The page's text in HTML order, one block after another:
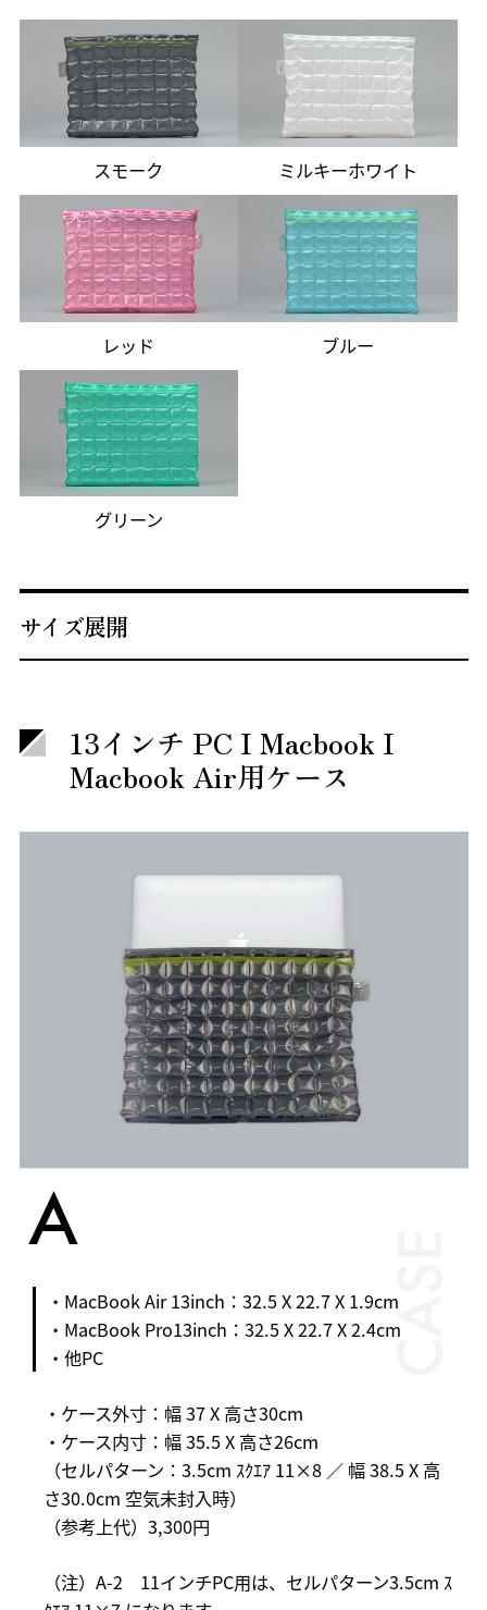
スモーク ミルキーホワイト
レッド ブルー
グリーン
サイズ展開
13インチ PC I Macbook I
Macbook Air用ケース
A
・MacBook Air 13inch：32.5 X 22.7 X 1.9cm
・MacBook Pro13inch：32.5 X 22.7 X 2.4cm
・他PC
・ケース外寸：幅 37 X 高さ30cm
・ケース内寸：幅 35.5 X 高さ26cm
（セルパターン：3.5cm ｽｸｴｱ 11×8 ／ 幅 38.5 X 高
さ30.0cm 空気未封入時）
（参考上代）3,300円
（注）A-2 11インチPC用は、セルパターン3.5cm ｽ
CASE